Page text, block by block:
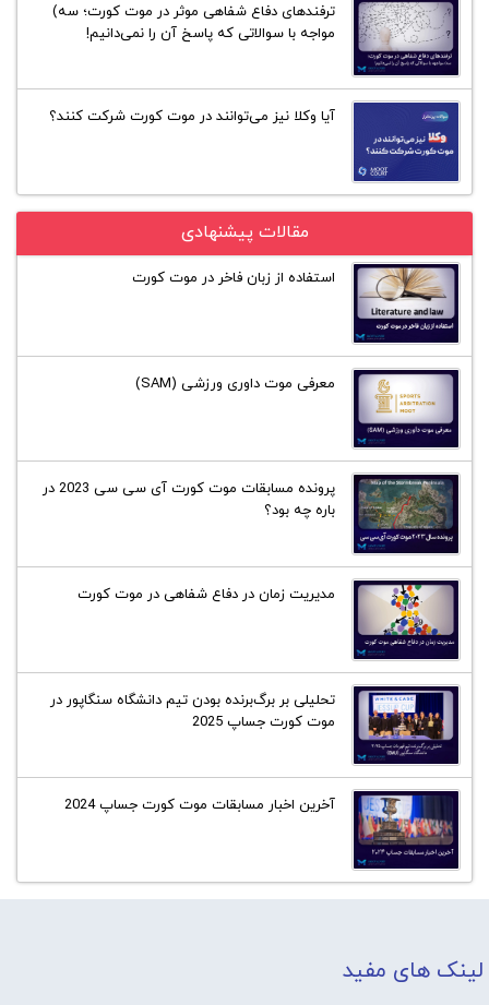
ترفند‌های دفاع شفاهی موثر در موت کورت؛ سه)
مواجه با سوالاتی که پاسخ آن را نمی‌دانیم!
آیا وکلا نیز می‌توانند در موت کورت شرکت کنند؟
مقالات پیشنهادی
استفاده از زبان فاخر در موت کورت
معرفی موت داوری ورزشی (SAM)
پرونده مسابقات موت کورت آی سی سی 2023 در
باره چه بود؟
مدیریت زمان در دفاع شفاهی در موت کورت
تحلیلی بر برگ‌برنده بودن تیم دانشگاه سنگاپور در
موت کورت جساپ 2025
آخرین اخبار مسابقات موت کورت جساپ 2024
لینک های مفید